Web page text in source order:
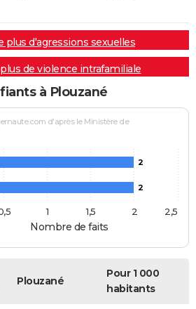
plus d'agressions sexuelles
de violence intrafamiliale
à Plouzané
Nombre de faits
d'après le Ministère de
2
2
1 1,5 2 2,5
Plouzané
Pour 1 000
habitants